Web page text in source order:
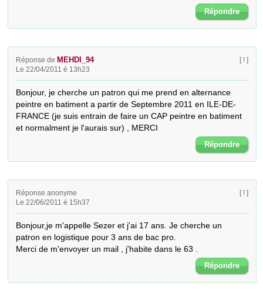
Répondre
Réponse de MEHDI_94
Le 22/04/2011 é 13h23
[ ! ]
Bonjour, je cherche un patron qui me prend en alternance
peintre en batiment a partir de Septembre 2011 en ILE-DE-
FRANCE (je suis entrain de faire un CAP peintre en batiment
et normalment je l'aurais sur) , MERCI
Répondre
Réponse anonyme
Le 22/06/2011 é 15h37
[ ! ]
Bonjour,je m'appelle Sezer et j'ai 17 ans. Je cherche un
patron en logistique pour 3 ans de bac pro.
Merci de m'envoyer un mail , j'habite dans le 63 .
Répondre